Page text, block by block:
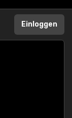
Einloggen